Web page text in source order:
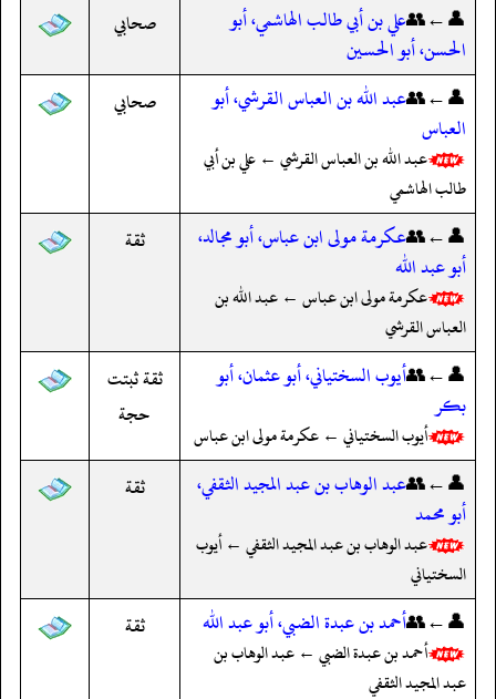
👤←👥علي بن أبي طالب الهاشمي، أبو
الحسن، أبو الحسين
صحابي
👤←👥عبد الله بن العباس القرشي، أبو
العباس
عبد الله بن العباس القرشي ← علي بن أبي
طالب الهاشمي
صحابي
👤←👥عكرمة مولى ابن عباس، أبو مجالد،
أبو عبد الله
عكرمة مولى ابن عباس ← عبد الله بن
العباس القرشي
ثقة
👤←👥أيوب السختياني، أبو عثمان، أبو
بكر
أيوب السختياني ← عكرمة مولى ابن عباس
ثقة ثبتت
حجة
👤←👥عبد الوهاب بن عبد المجيد الثقفي،
أبو محمد
عبد الوهاب بن عبد المجيد الثقفي ← أيوب
السختياني
ثقة
👤←👥أحمد بن عبدة الضبي، أبو عبد الله
أحمد بن عبدة الضبي ← عبد الوهاب بن
عبد المجيد الثقفي
ثقة